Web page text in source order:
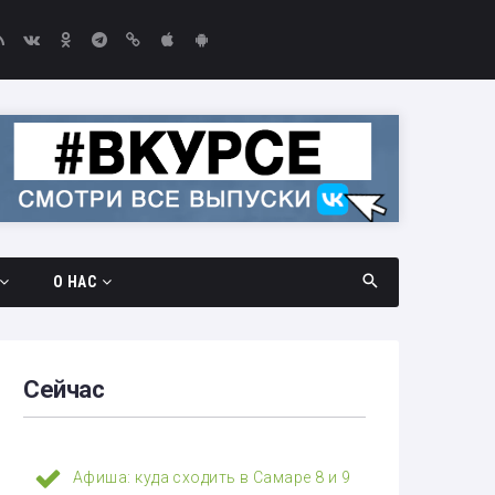
О НАС
Выборы-2026
Сейчас
Афиша: куда сходить в Самаре 8 и 9